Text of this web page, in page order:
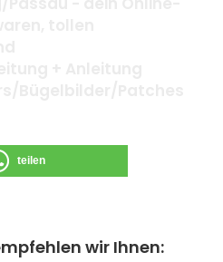
teilen
wir Ihnen: